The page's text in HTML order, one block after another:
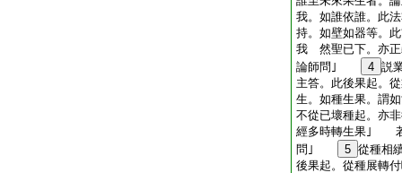
我。如誰依誰。此
持。如壁如器等。
我 然聖已下。亦
論師問｣
4 説
主答。此後果起。
生。如種生果。謂
不從已壞種起。亦
經多時轉生果｣ 若
問｣
5 從種相
後果起。從種展轉